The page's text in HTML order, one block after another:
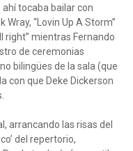
tocaba bailar con
“Lovin Up A Storm”
right” mientras Fernando
de ceremonias
bilingües de la sala (que
con que Deke Dickerson
arrancando las risas del
del repertorio,